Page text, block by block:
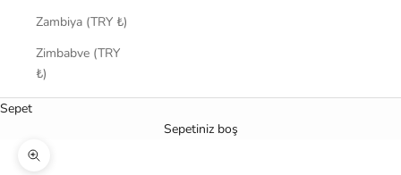
Zambiya (TRY ₺)
Zimbabve (TRY
₺)
Sepet
Sepetiniz boş
Yakınlaştır